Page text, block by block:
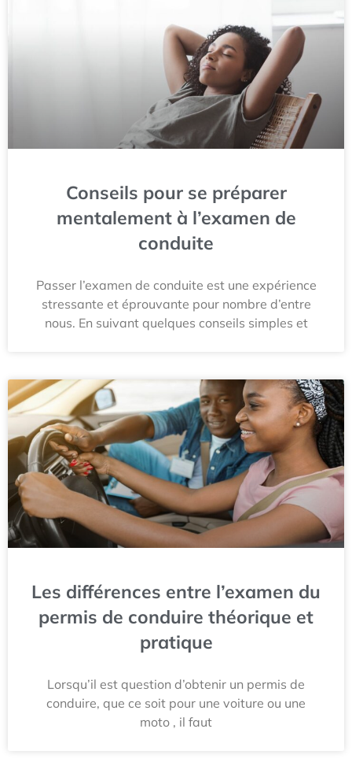
Conseils pour se préparer
mentalement à l’examen de
conduite
Passer l’examen de conduite est une expérience
stressante et éprouvante pour nombre d’entre
nous. En suivant quelques conseils simples et
Les différences entre l’examen du
permis de conduire théorique et
pratique
Lorsqu’il est question d’obtenir un permis de
conduire, que ce soit pour une voiture ou une
moto , il faut